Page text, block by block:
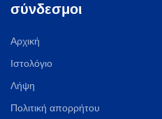
σύνδεσμοι
Αρχική
Ιστολόγιο
Λήψη
Πολιτική απορρήτου